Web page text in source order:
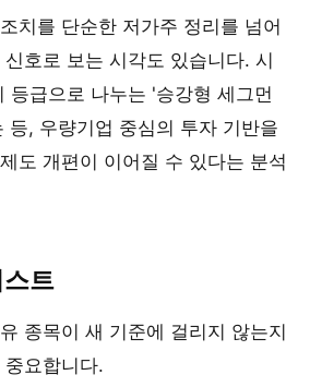
치를 단순한 저가주 정리를 넘어
호로 보는 시각도 있습니다. 시
등급으로 나누는 '승강형 세그먼
등, 우량기업 중심의 투자 기반을
도 개편이 이어질 수 있다는 분석
트
종목이 새 기준에 걸리지 않는지
요합니다.